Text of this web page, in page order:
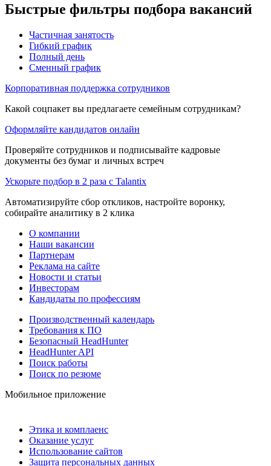
Быстрые фильтры подбора вакансий
Частичная занятость
Гибкий график
Полный день
Сменный график
Корпоративная поддержка сотрудников
Какой соцпакет вы предлагаете семейным сотрудникам?
Оформляйте кандидатов онлайн
Проверяйте сотрудников и подписывайте кадровые
документы без бумаг и личных встреч
Ускорьте подбор в 2 раза с Talantix
Автоматизируйте сбор откликов, настройте воронку,
собирайте аналитику в 2 клика
О компании
Наши вакансии
Партнерам
Реклама на сайте
Новости и статьи
Инвесторам
Кандидаты по профессиям
Производственный календарь
Требования к ПО
Безопасный HeadHunter
HeadHunter API
Поиск работы
Поиск по резюме
Мобильное приложение
Этика и комплаенс
Оказание услуг
Использование сайтов
Защита персональных данных